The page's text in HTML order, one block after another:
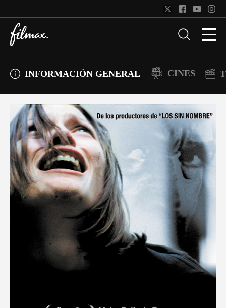
INFORMACIÓN GENERAL CINES